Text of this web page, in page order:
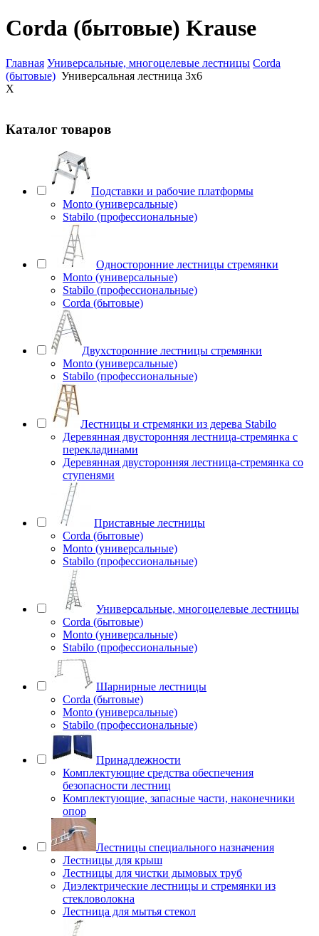
Corda (бытовые) Krause
Главная Универсальные, многоцелевые лестницы Corda
(бытовые) Универсальная лестница 3х6
X
Каталог товаров
Подставки и рабочие платформы
Monto (универсальные)
Stabilo (профессиональные)
Односторонние лестницы стремянки
Monto (универсальные)
Stabilo (профессиональные)
Corda (бытовые)
Двухсторонние лестницы стремянки
Monto (универсальные)
Stabilo (профессиональные)
Лестницы и стремянки из дерева Stabilo
Деревянная двусторонняя лестница-стремянка с
перекладинами
Деревянная двусторонняя лестница-стремянка со
ступенями
Приставные лестницы
Corda (бытовые)
Monto (универсальные)
Stabilo (профессиональные)
Универсальные, многоцелевые лестницы
Corda (бытовые)
Monto (универсальные)
Stabilo (профессиональные)
Шарнирные лестницы
Corda (бытовые)
Monto (универсальные)
Stabilo (профессиональные)
Принадлежности
Комплектующие средства обеспечения
безопасности лестниц
Комплектующие, запасные части, наконечники
опор
Лестницы специального назначения
Лестницы для крыш
Лестницы для чистки дымовых труб
Диэлектрические лестницы и стремянки из
стекловолокна
Лестница для мытья стекол